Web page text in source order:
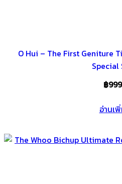
O Hui – The First Geniture
Special
฿999
อ่านเ